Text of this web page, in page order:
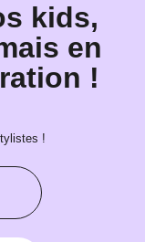
kids,
en
!
!